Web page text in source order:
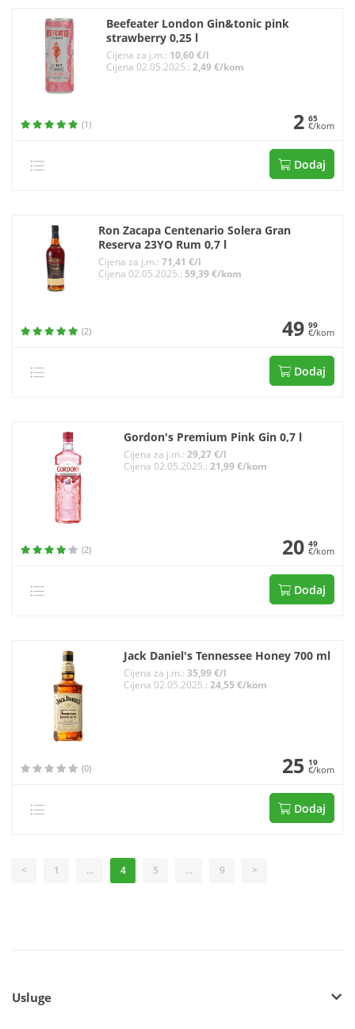
Beefeater London Gin&tonic pink
strawberry 0,25 l
Cijena za j.m.: 10,60 €/l
Cijena 02.05.2025.:2,49 €/kom
(1) 2 65
€/kom
Dodaj
Ron Zacapa Centenario Solera Gran
Reserva 23YO Rum 0,7 l
Cijena za j.m.: 71,41 €/l
Cijena 02.05.2025.: 59,39 €/kom
(2) 49 99
€/kom
Dodaj
Gordon's Premium Pink Gin 0,7 l
Cijena za j.m.: 29,27 €/l
Cijena 02.05.2025.: 21,99 €/kom
(2) 20 49
€/kom
Dodaj
Jack Daniel's Tennessee Honey 700 ml
Cijena za j.m.: 35,99 €/l
Cijena 02.05.2025.: 24,55 €/kom
(0) 25 19
€/kom
Dodaj
< 1 ... 4 5 ... 9 >
Usluge